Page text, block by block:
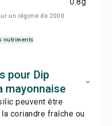
un régime de 2000
nutriments
pour Dip
mayonnaise
peuvent être
coriandre fraîche ou